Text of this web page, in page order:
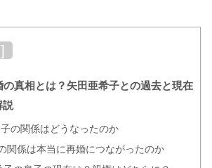
]
の真相とは？矢田亜希子との過去と現在
説
の関係はどうなったのか
関係は本当に再婚につながったのか